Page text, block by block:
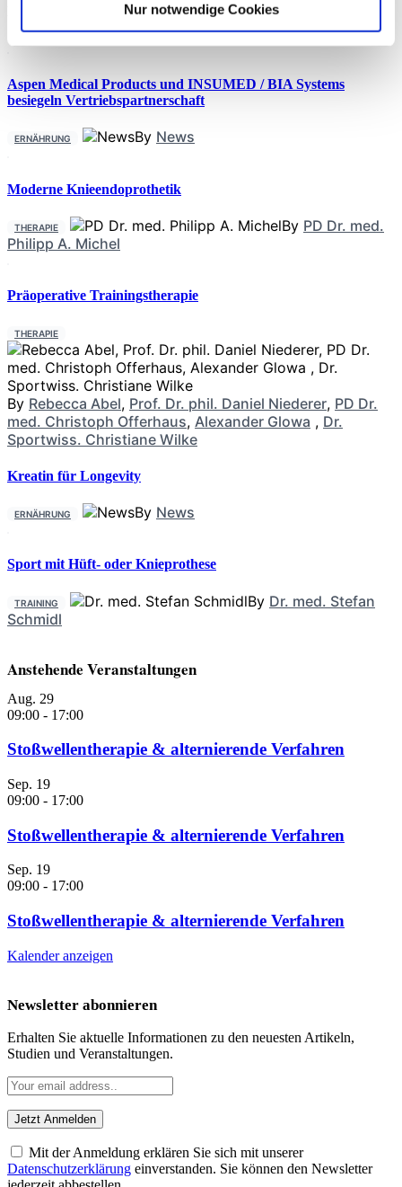
Nur notwendige Cookies
Aspen Medical Products und INSUMED / BIA Systems
besiegeln Vertriebspartnerschaft
ERNÄHRUNG By News
Moderne Knieendoprothetik
THERAPIE By PD Dr. med.
Philipp A. Michel
Präoperative Trainingstherapie
THERAPIE
By Rebecca Abel, Prof. Dr. phil. Daniel Niederer, PD Dr.
med. Christoph Offerhaus, Alexander Glowa , Dr.
Sportwiss. Christiane Wilke
Kreatin für Longevity
ERNÄHRUNG By News
Sport mit Hüft- oder Knieprothese
TRAINING By Dr. med. Stefan
Schmidl
Anstehende Veranstaltungen
Aug. 29
09:00 - 17:00
Stoßwellentherapie & alternierende Verfahren
Sep. 19
09:00 - 17:00
Stoßwellentherapie & alternierende Verfahren
Sep. 19
09:00 - 17:00
Stoßwellentherapie & alternierende Verfahren
Kalender anzeigen
Newsletter abonnieren
Erhalten Sie aktuelle Informationen zu den neuesten Artikeln,
Studien und Veranstaltungen.
Mit der Anmeldung erklären Sie sich mit unserer
Datenschutzerklärung einverstanden. Sie können den Newsletter